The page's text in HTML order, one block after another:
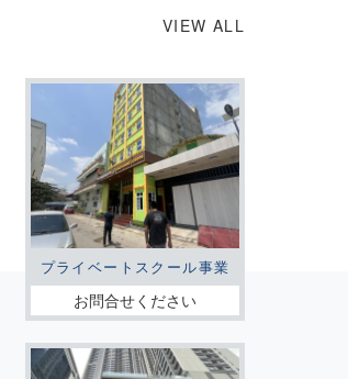
VIEW ALL
プライベートスクール事業
お問合せください